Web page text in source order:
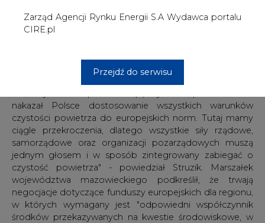
Zarząd Agencji Rynku Energii S.A Wydawca portalu
CIRE.pl
Przejdź do serwisu
dotyczące ochrony powietrza i mikroklimatu. "Do
rozdysponowania jest 11 mln zł" - przekazano. Podczas
"Mazowsze jest niechlubnym liderem jeśli chodzi o
nakazał Polsce dostosowanie wszystkich warunków
czystości powietrza do europejskich norm. Tutaj mamy
ciągle przekroczenia, dlatego wszystkie siły rządowe,
samorządowe oraz organizacji pozarządowych muszą
jednym głosem i w sposób zintegrowany zabiegać o
czystość powietrza" - powiedział Struzik. Marszałek
województwa mazowieckiego podkreślił, że trwają
negocjacje dotyczące funduszy europejskich dla regionu,
w których wymagany jest "odpowiedni współczynnik
środków przekazywanych na kwestie środowiskowe, w